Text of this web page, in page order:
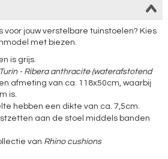
voor jouw verstelbare tuinstoelen? Kies
met biezen.
is grijs.
- Ribera anthracite (waterafstotend
afmeting van ca. 118x50cm, waarbij
is.
hebben een dikte van ca. 7,5cm.
aan de stoel middels banden
van Rhino cushions